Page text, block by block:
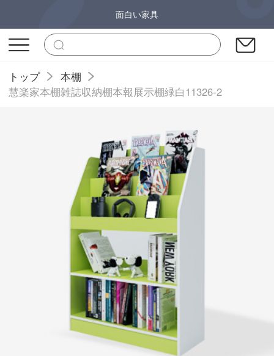
面白い家具
トップ
本棚
慧楽家本棚雑誌収納棚本報展示棚緑白11326-2